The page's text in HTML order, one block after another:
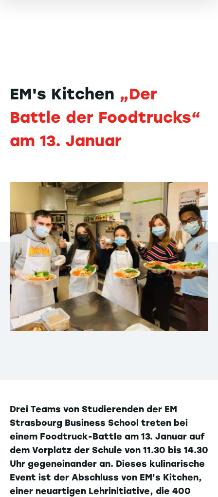
EM's Kitchen „Der
Battle der Foodtrucks“
am 13. Januar
Drei Teams von Studierenden der EM
Strasbourg Business School treten bei
einem Foodtruck-Battle am 13. Januar auf
dem Vorplatz der Schule von 11.30 bis 14.30
Uhr gegeneinander an. Dieses kulinarische
Event ist der Abschluss von EM's Kitchen,
einer neuartigen Lehrinitiative, die 400